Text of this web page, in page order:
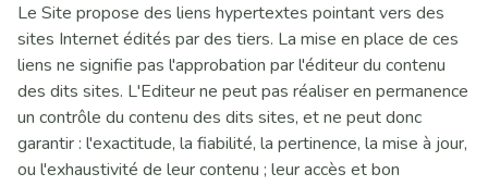
Le Site propose des liens hypertextes pointant vers des
sites Internet édités par des tiers. La mise en place de ces
liens ne signifie pas l'approbation par l'éditeur du contenu
des dits sites. L'Editeur ne peut pas réaliser en permanence
un contrôle du contenu des dits sites, et ne peut donc
garantir : l'exactitude, la fiabilité, la pertinence, la mise à jour,
ou l'exhaustivité de leur contenu ; leur accès et bon